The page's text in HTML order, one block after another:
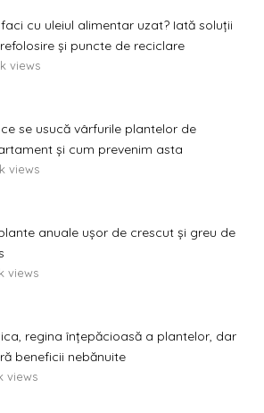
cu uleiul alimentar uzat? Iată soluții
și puncte de reciclare
views
se usucă vârfurile plantelor de
și cum prevenim asta
views
anuale ușor de crescut și greu de
views
regina înțepăcioasă a plantelor, dar
beneficii nebănuite
views